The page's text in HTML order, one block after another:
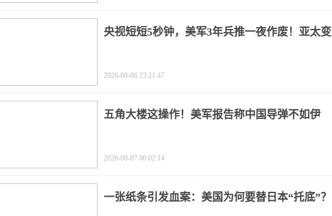
央视短短5秒钟，美军3年兵推一夜作废！亚太变
2026-08-06 23:21:47
五角大楼这操作！美军报告称中国导弹不如伊
2026-08-07 00:02:14
一张纸条引发血案：美国为何要替日本“托底”？